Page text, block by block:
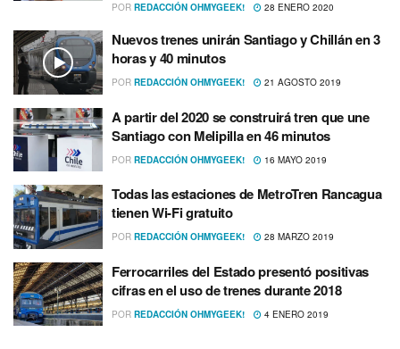
POR REDACCIÓN OHMYGEEK! 28 ENERO 2020
Nuevos trenes unirán Santiago y Chillán en 3
horas y 40 minutos
POR REDACCIÓN OHMYGEEK! 21 AGOSTO 2019
A partir del 2020 se construirá tren que une
Santiago con Melipilla en 46 minutos
POR REDACCIÓN OHMYGEEK! 16 MAYO 2019
Todas las estaciones de MetroTren Rancagua
tienen Wi-Fi gratuito
POR REDACCIÓN OHMYGEEK! 28 MARZO 2019
Ferrocarriles del Estado presentó positivas
cifras en el uso de trenes durante 2018
POR REDACCIÓN OHMYGEEK! 4 ENERO 2019